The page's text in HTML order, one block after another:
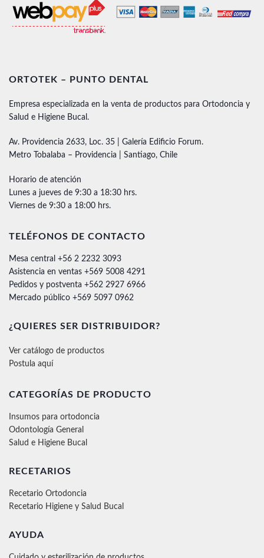
ORTOTEK – PUNTO DENTAL
Empresa especializada en la venta de productos para Ortodoncia y
Salud e Higiene Bucal.
Av. Providencia 2633, Loc. 35 | Galería Edificio Forum.
Metro Tobalaba – Providencia | Santiago, Chile
Horario de atención
Lunes a jueves de 9:30 a 18:30 hrs.
Viernes de 9:30 a 18:00 hrs.
TELÉFONOS DE CONTACTO
Mesa central +56 2 2232 3093
Asistencia en ventas +569 5008 4291
Pedidos y postventa +562 2927 6966
Mercado público +569 5097 0962
¿QUIERES SER DISTRIBUIDOR?
Ver catálogo de productos
Postula aquí
CATEGORÍAS DE PRODUCTO
Insumos para ortodoncia
Odontología General
Salud e Higiene Bucal
RECETARIOS
Recetario Ortodoncia
Recetario Higiene y Salud Bucal
AYUDA